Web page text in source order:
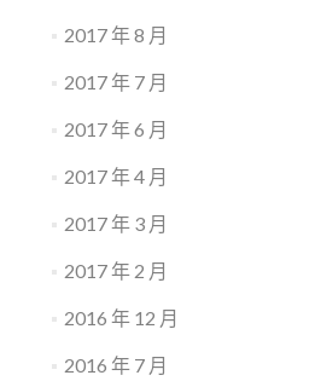
2017 年 8 月
2017 年 7 月
2017 年 6 月
2017 年 4 月
2017 年 3 月
2017 年 2 月
2016 年 12 月
2016 年 7 月